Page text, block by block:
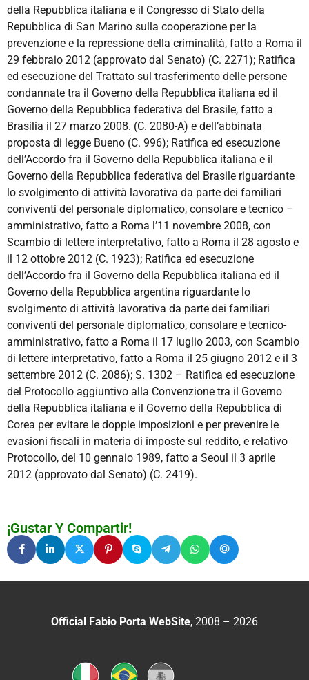
della Repubblica italiana e il Congresso di Stato della
Repubblica di San Marino sulla cooperazione per la
prevenzione e la repressione della criminalità, fatto a Roma il
29 febbraio 2012 (approvato dal Senato) (C. 2271); Ratifica
ed esecuzione del Trattato sul trasferimento delle persone
condannate tra il Governo della Repubblica italiana ed il
Governo della Repubblica federativa del Brasile, fatto a
Brasilia il 27 marzo 2008. (C. 2080-A) e dell’abbinata
proposta di legge Bueno (C. 996); Ratifica ed esecuzione
dell’Accordo fra il Governo della Repubblica italiana e il
Governo della Repubblica federativa del Brasile riguardante
lo svolgimento di attività lavorativa da parte dei familiari
conviventi del personale diplomatico, consolare e tecnico –
amministrativo, fatto a Roma l’11 novembre 2008, con
Scambio di lettere interpretativo, fatto a Roma il 28 agosto e
il 12 ottobre 2012 (C. 1923); Ratifica ed esecuzione
dell’Accordo fra il Governo della Repubblica italiana ed il
Governo della Repubblica argentina riguardante lo
svolgimento di attività lavorativa da parte dei familiari
conviventi del personale diplomatico, consolare e tecnico-
amministrativo, fatto a Roma il 17 luglio 2003, con Scambio
di lettere interpretativo, fatto a Roma il 25 giugno 2012 e il 3
settembre 2012 (C. 2086); S. 1302 – Ratifica ed esecuzione
del Protocollo aggiuntivo alla Convenzione tra il Governo
della Repubblica italiana e il Governo della Repubblica di
Corea per evitare le doppie imposizioni e per prevenire le
evasioni fiscali in materia di imposte sul reddito, e relativo
Protocollo, del 10 gennaio 1989, fatto a Seoul il 3 aprile
2012 (approvato dal Senato) (C. 2419).
¡Gustar Y Compartir!
Official Fabio Porta WebSite, 2008 – 2026